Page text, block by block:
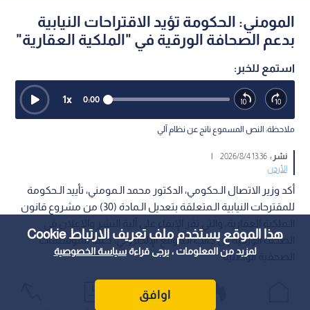
هذا الموقع يستخدم ملف تعريف الارتباط Cookie
لمزيد من المعلومات ، يرجى قراءةسياسة الخصوصية
اوافق
المومني: الحكومة تؤيد الاقتراحات النيابية
بدعم الصحافة الورقية في "الملكية العقارية"
استمع للخبر:
0:00
1x
ملاحظة: النص المسموع ناتج عن نظام آلي
نشر :13:36 2026/8/4
|
الأردن
أكد وزير الاتصال الـحكومي، الدكتور محمد الـمومني، تأييد الـحكومة
للمقترحات النيابية الـمتعلقة بتعديل الـمادة (30) من مشروع قانون
الصحف الورقية إلى جانب الـموقع الإلكتروني، دعما للمؤسسات
الصحفية الوطنية.